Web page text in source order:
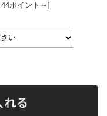
ポイント～]